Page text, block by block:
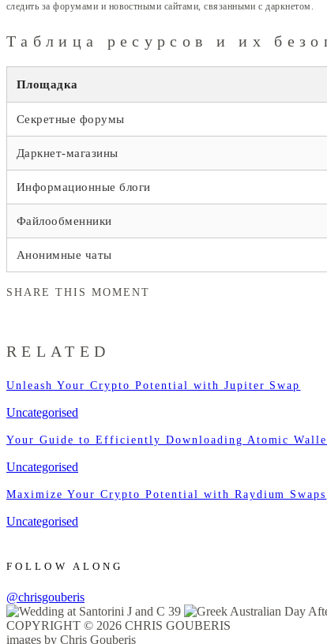
следить за форумами и новостными сайтами, связанными с даркнетом.
Таблица ресурсов и их
Площадка
Секретные форумы
Даркнет-магазины
Информационные блоги
Файлообменники
Анонимные чаты
SHARE THIS MOMENT
RELATED
Unleash Your Crypto Potential with Jupiter Swap
Uncategorised
Your Guide to Efficiently Downloading Atomic
Uncategorised
Maximize Your Crypto Potential with Raydium Swaps
Uncategorised
FOLLOW ALONG
@chrisgouberis
COPYRIGHT © 2026 CHRIS GOUBERIS
images by Chris Gouberis